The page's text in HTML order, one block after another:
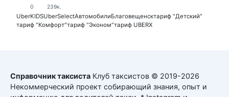
0 239к.
UberKIDSUberSelectАвтомобилиБлаговещенсктариф "Детский"
тариф "Комфорт"тариф "Эконом"тариф UBERX
Справочник таксиста Клуб таксистов © 2019-2026
Некоммерческий проект собирающий знания, опыт и